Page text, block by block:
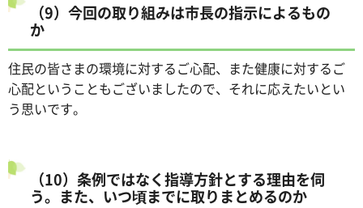
（9）今回の取り組みは市長の指示によるもの
か
住民の皆さまの環境に対するご心配、また健康に対するご
心配ということもございましたので、それに応えたいとい
う思いです。
（10）条例ではなく指導方針とする理由を伺
う。また、いつ頃までに取りまとめるのか